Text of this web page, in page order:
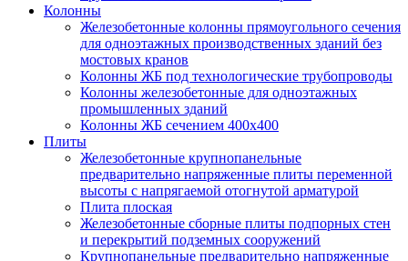
Колонны
Железобетонные колонны прямоугольного сечения
для одноэтажных производственных зданий без
мостовых кранов
Колонны ЖБ под технологические трубопроводы
Колонны железобетонные для одноэтажных
промышленных зданий
Колонны ЖБ сечением 400х400
Плиты
Железобетонные крупнопанельные
предварительно напряженные плиты переменной
высоты с напрягаемой отогнутой арматурой
Плита плоская
Железобетонные сборные плиты подпорных стен
и перекрытий подземных сооружений
Крупнопанельные предварительно напряженные